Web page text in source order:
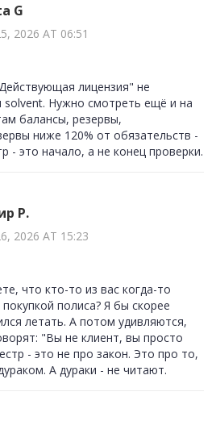
G
2026 AT 06:51
лицензия" не
solvent. Нужно смотреть ещё и на
балансы, резервы,
ниже 120% от обязательств -
- это начало, а не конец проверки.
Р.
2026 AT 15:23
что кто-то из вас когда-то
полиса? Я бы скорее
летать. А потом удивляются,
"Вы не клиент, вы просто
- это не про закон. Это про то,
А дураки - не читают.